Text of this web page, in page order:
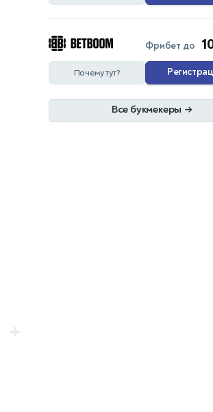
Фрибет до
Почему тут?
Все букмекеры →